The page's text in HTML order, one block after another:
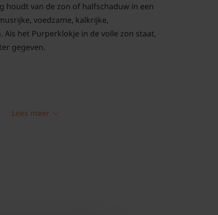
houdt van de zon of halfschaduw in een
voedzame, kalkrijke,
het Purperklokje in de volle zon staat,
gegeven.
Lees meer